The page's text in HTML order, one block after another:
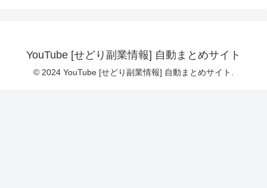
YouTube [せどり副業情報] 自動まとめサイト
© 2024 YouTube [せどり副業情報] 自動まとめサイト.